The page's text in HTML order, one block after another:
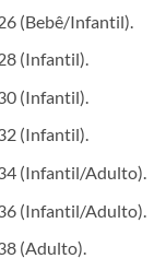
(Bebê/Infantil).
(Infantil).
(Infantil).
(Infantil).
(Infantil/Adulto).
(Infantil/Adulto).
(Adulto).